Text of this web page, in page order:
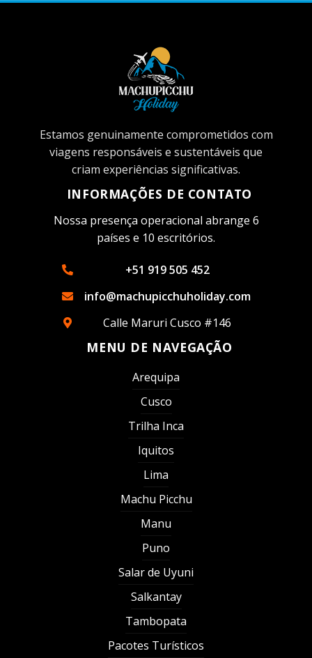
Estamos genuinamente comprometidos com
viagens responsáveis ​​e sustentáveis ​​que
criam experiências significativas.
INFORMAÇÕES DE CONTATO
Nossa presença operacional abrange 6
países e 10 escritórios.
+51 919 505 452
info@machupicchuholiday.com
Calle Maruri Cusco #146
MENU DE NAVEGAÇÃO
Arequipa
Cusco
Trilha Inca
Iquitos
Lima
Machu Picchu
Manu
Puno
Salar de Uyuni
Salkantay
Tambopata
Pacotes Turísticos